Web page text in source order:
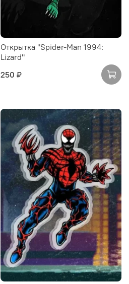
Открытка "Spider-Man 1994:
Lizard"
250 ₽